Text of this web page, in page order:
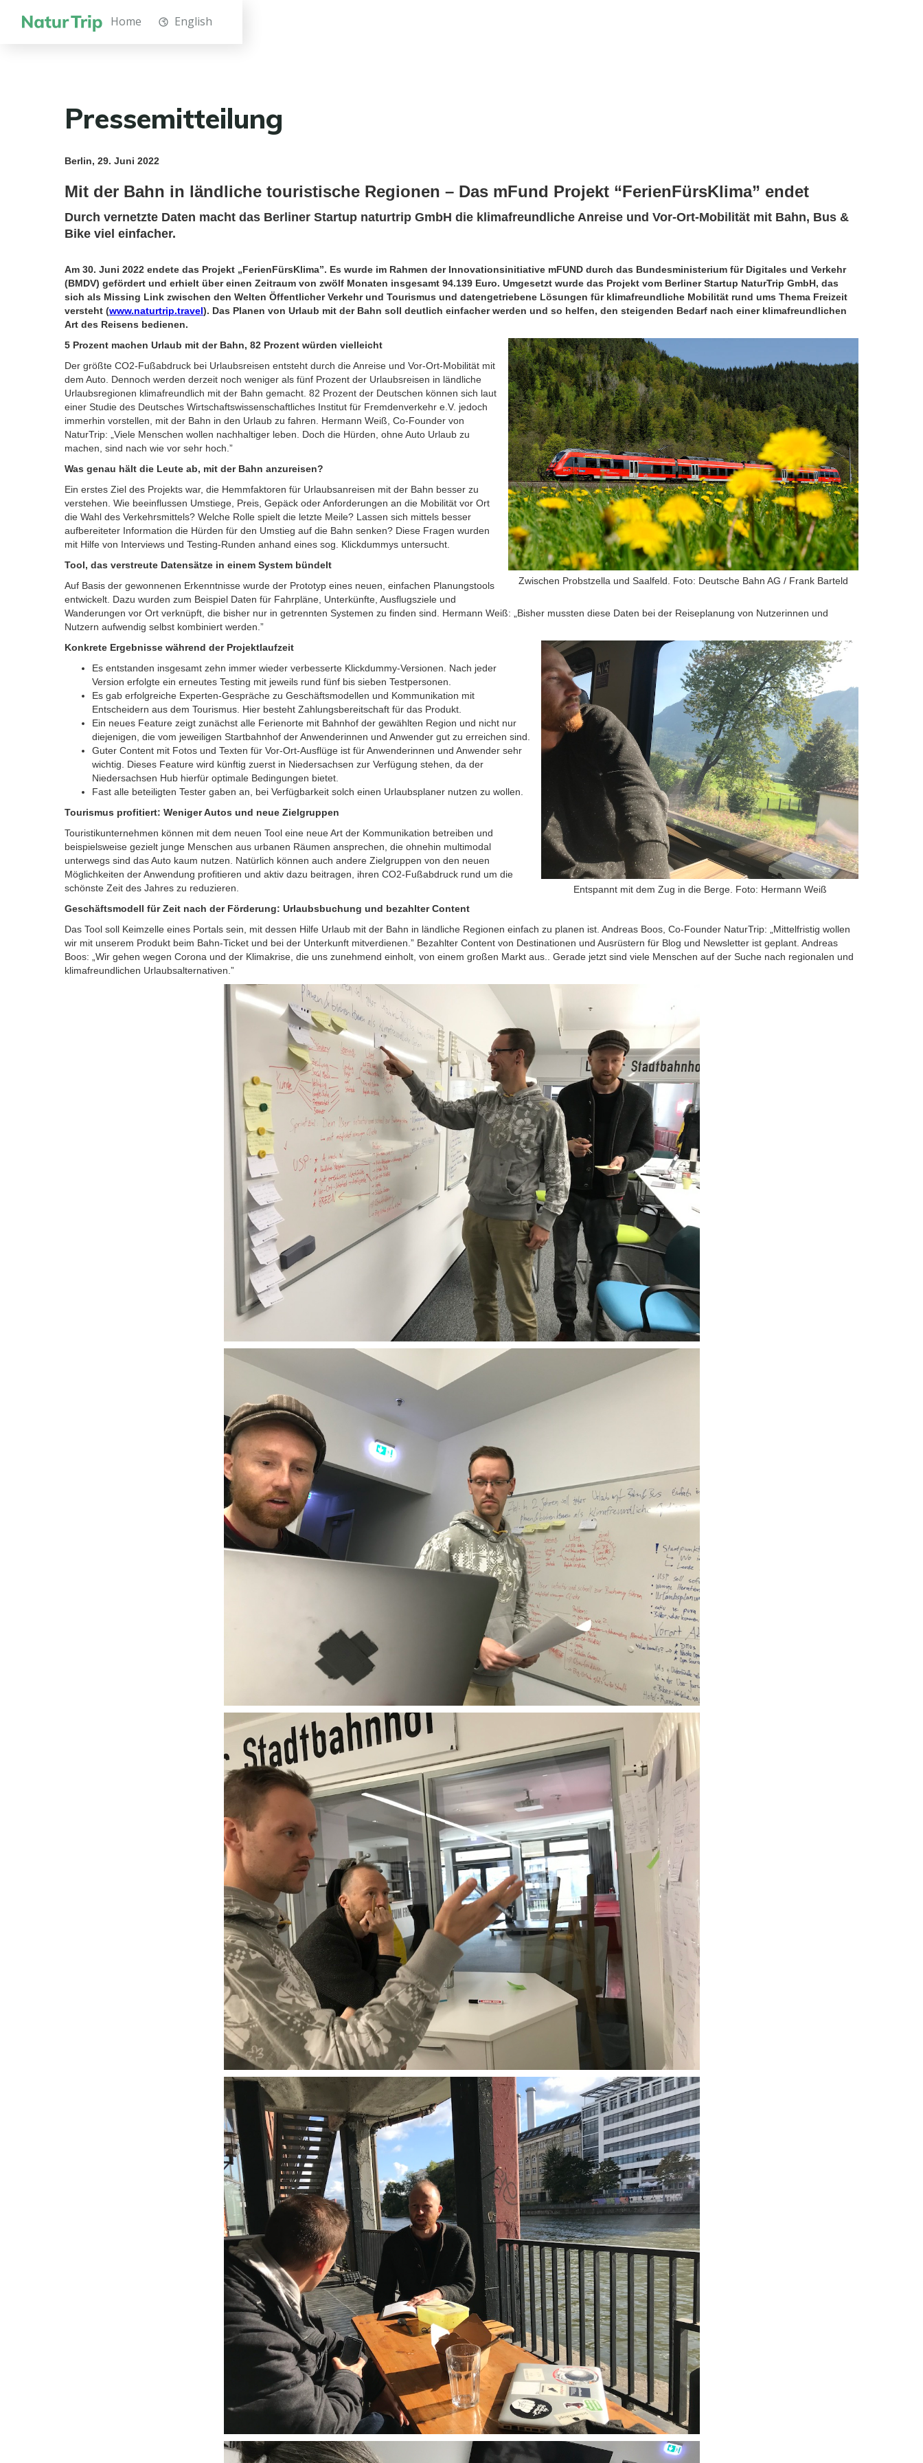
Home English
Pressemitteilung
Berlin, 29. Juni 2022
Mit der Bahn in ländliche touristische Regionen – Das mFund Projekt “FerienFürsKlima” endet
Durch vernetzte Daten macht das Berliner Startup naturtrip GmbH die klimafreundliche Anreise und Vor-Ort-Mobilität mit Bahn, Bus &
Bike viel einfacher.
Am 30. Juni 2022 endete das Projekt „FerienFürsKlima”. Es wurde im Rahmen der Innovationsinitiative mFUND durch das Bundesministerium für Digitales und Verkehr
(BMDV) gefördert und erhielt über einen Zeitraum von zwölf Monaten insgesamt 94.139 Euro. Umgesetzt wurde das Projekt vom Berliner Startup NaturTrip GmbH, das
sich als Missing Link zwischen den Welten Öffentlicher Verkehr und Tourismus und datengetriebene Lösungen für klimafreundliche Mobilität rund ums Thema Freizeit
versteht (www.naturtrip.travel). Das Planen von Urlaub mit der Bahn soll deutlich einfacher werden und so helfen, den steigenden Bedarf nach einer klimafreundlichen
Art des Reisens bedienen.
Zwischen Probstzella und Saalfeld. Foto: Deutsche Bahn AG / Frank Barteld
5 Prozent machen Urlaub mit der Bahn, 82 Prozent würden vielleicht
Der größte CO2-Fußabdruck bei Urlaubsreisen entsteht durch die Anreise und Vor-Ort-Mobilität mit
dem Auto. Dennoch werden derzeit noch weniger als fünf Prozent der Urlaubsreisen in ländliche
Urlaubsregionen klimafreundlich mit der Bahn gemacht. 82 Prozent der Deutschen können sich laut
einer Studie des Deutsches Wirtschaftswissenschaftliches Institut für Fremdenverkehr e.V. jedoch
immerhin vorstellen, mit der Bahn in den Urlaub zu fahren. Hermann Weiß, Co-Founder von
NaturTrip: „Viele Menschen wollen nachhaltiger leben. Doch die Hürden, ohne Auto Urlaub zu
machen, sind nach wie vor sehr hoch.”
Was genau hält die Leute ab, mit der Bahn anzureisen?
Ein erstes Ziel des Projekts war, die Hemmfaktoren für Urlaubsanreisen mit der Bahn besser zu
verstehen. Wie beeinflussen Umstiege, Preis, Gepäck oder Anforderungen an die Mobilität vor Ort
die Wahl des Verkehrsmittels? Welche Rolle spielt die letzte Meile? Lassen sich mittels besser
aufbereiteter Information die Hürden für den Umstieg auf die Bahn senken? Diese Fragen wurden
mit Hilfe von Interviews und Testing-Runden anhand eines sog. Klickdummys untersucht.
Tool, das verstreute Datensätze in einem System bündelt
Auf Basis der gewonnenen Erkenntnisse wurde der Prototyp eines neuen, einfachen Planungstools
entwickelt. Dazu wurden zum Beispiel Daten für Fahrpläne, Unterkünfte, Ausflugsziele und
Wanderungen vor Ort verknüpft, die bisher nur in getrennten Systemen zu finden sind. Hermann Weiß: „Bisher mussten diese Daten bei der Reiseplanung von Nutzerinnen und
Nutzern aufwendig selbst kombiniert werden.”
Entspannt mit dem Zug in die Berge. Foto: Hermann Weiß
Konkrete Ergebnisse während der Projektlaufzeit
Es entstanden insgesamt zehn immer wieder verbesserte Klickdummy-Versionen. Nach jeder
Version erfolgte ein erneutes Testing mit jeweils rund fünf bis sieben Testpersonen.
Es gab erfolgreiche Experten-Gespräche zu Geschäftsmodellen und Kommunikation mit
Entscheidern aus dem Tourismus. Hier besteht Zahlungsbereitschaft für das Produkt.
Ein neues Feature zeigt zunächst alle Ferienorte mit Bahnhof der gewählten Region und nicht nur
diejenigen, die vom jeweiligen Startbahnhof der Anwenderinnen und Anwender gut zu erreichen sind.
Guter Content mit Fotos und Texten für Vor-Ort-Ausflüge ist für Anwenderinnen und Anwender sehr
wichtig. Dieses Feature wird künftig zuerst in Niedersachsen zur Verfügung stehen, da der
Niedersachsen Hub hierfür optimale Bedingungen bietet.
Fast alle beteiligten Tester gaben an, bei Verfügbarkeit solch einen Urlaubsplaner nutzen zu wollen.
Tourismus profitiert: Weniger Autos und neue Zielgruppen
Touristikunternehmen können mit dem neuen Tool eine neue Art der Kommunikation betreiben und
beispielsweise gezielt junge Menschen aus urbanen Räumen ansprechen, die ohnehin multimodal
unterwegs sind das Auto kaum nutzen. Natürlich können auch andere Zielgruppen von den neuen
Möglichkeiten der Anwendung profitieren und aktiv dazu beitragen, ihren CO2-Fußabdruck rund um die
schönste Zeit des Jahres zu reduzieren.
Geschäftsmodell für Zeit nach der Förderung: Urlaubsbuchung und bezahlter Content
Das Tool soll Keimzelle eines Portals sein, mit dessen Hilfe Urlaub mit der Bahn in ländliche Regionen einfach zu planen ist. Andreas Boos, Co-Founder NaturTrip: „Mittelfristig wollen
wir mit unserem Produkt beim Bahn-Ticket und bei der Unterkunft mitverdienen.” Bezahlter Content von Destinationen und Ausrüstern für Blog und Newsletter ist geplant. Andreas
Boos: „Wir gehen wegen Corona und der Klimakrise, die uns zunehmend einholt, von einem großen Markt aus.. Gerade jetzt sind viele Menschen auf der Suche nach regionalen und
klimafreundlichen Urlaubsalternativen.”